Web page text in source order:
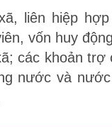
liên hiệp
vốn huy
các khoản
nước và